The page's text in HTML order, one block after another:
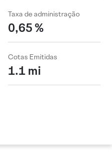
Taxa de administração
0,65 %
Cotas Emitidas
1.1 mi